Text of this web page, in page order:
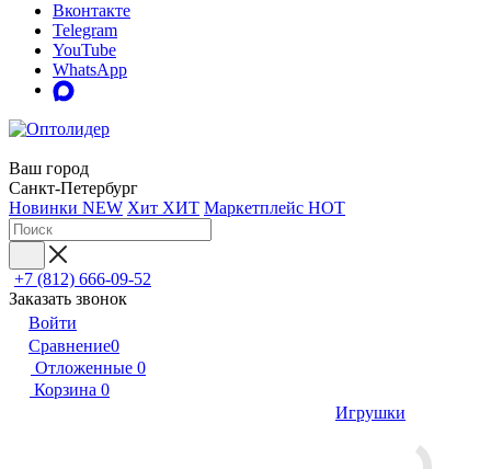
Вконтакте
Telegram
YouTube
WhatsApp
Ваш город
Санкт-Петербург
Новинки NEW Хит ХИТ Маркетплейс HOT
+7 (812) 666-09-52
Заказать звонок
Войти
Сравнение0
Отложенные 0
Корзина 0
Игрушки